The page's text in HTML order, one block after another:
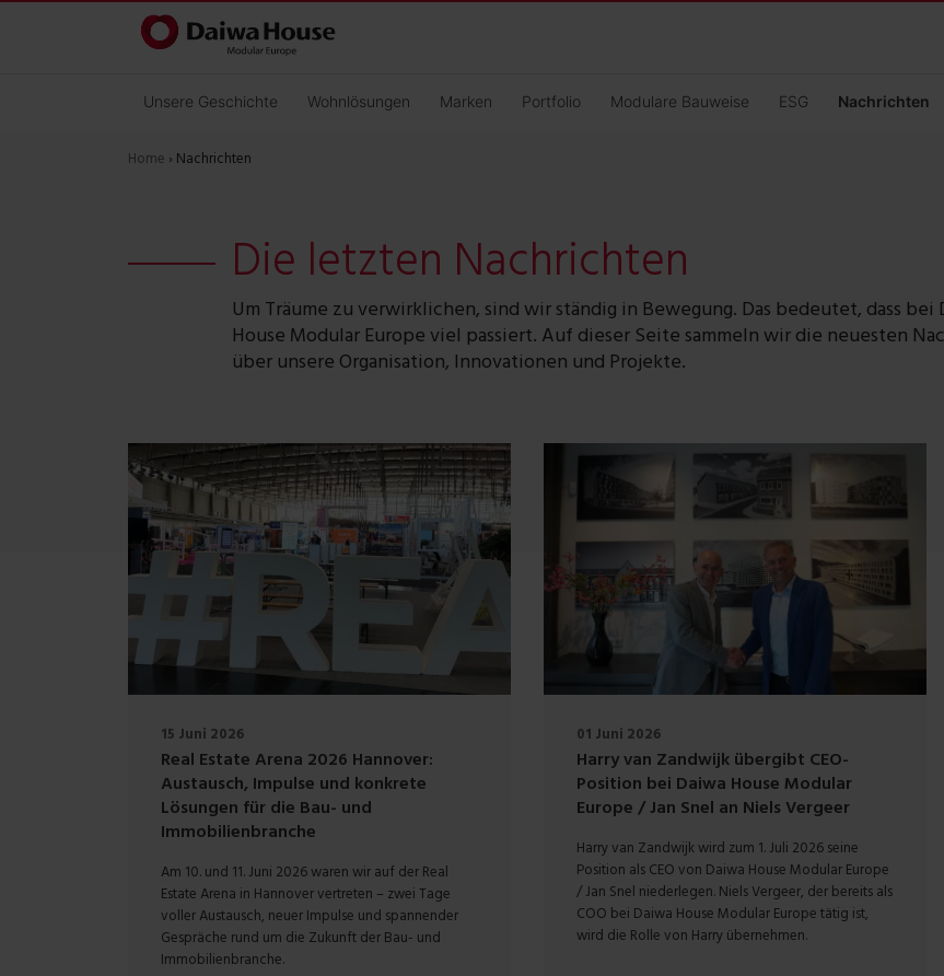
Unsere Geschichte Wohnlösungen Marken Portfolio Modulare Bauweise ESG Nachrichten
Home › Nachrichten
Die letzten Nachrichten
Um Träume zu verwirklichen, sind wir ständig in Bewegung. Das bedeutet, dass bei
House Modular Europe viel passiert. Auf dieser Seite sammeln wir die neuesten
über unsere Organisation, Innovationen und Projekte.
15 Juni 2026
Real Estate Arena 2026 Hannover:
Austausch, Impulse und konkrete
Lösungen für die Bau- und
Immobilienbranche
Am 10. und 11. Juni 2026 waren wir auf der Real
Estate Arena in Hannover vertreten – zwei Tage
voller Austausch, neuer Impulse und spannender
Gespräche rund um die Zukunft der Bau- und
Immobilienbranche.
01 Juni 2026
Harry van Zandwijk übergibt CEO-
Position bei Daiwa House Modular
Europe / Jan Snel an Niels Vergeer
Harry van Zandwijk wird zum 1. Juli 2026 seine
Position als CEO von Daiwa House Modular Europe
/ Jan Snel niederlegen. Niels Vergeer, der bereits als
COO bei Daiwa House Modular Europe tätig ist,
wird die Rolle von Harry übernehmen.